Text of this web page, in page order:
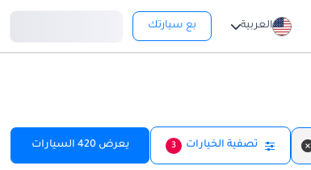
العربية بع سيارتك
تصفية الخيارات 3 يعرض420 السيارات